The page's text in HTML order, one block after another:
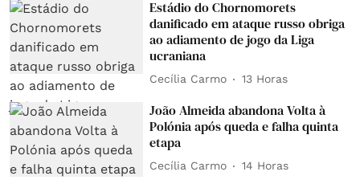
Estádio do Chornomorets
danificado em ataque russo obriga
ao adiamento de jogo da Liga
ucraniana
Cecília Carmo 13 Horas
João Almeida abandona Volta à
Polónia após queda e falha quinta
etapa
Cecília Carmo 14 Horas